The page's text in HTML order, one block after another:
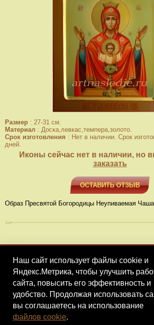
Размер : 27-31 см.
Материал : Доска,левкас,темпера,золото.
Срок изготовления : Нет в наличии. Срок
дней.
Иконы сейчас нет в наличии, но
заказать
ОСТАВИТЬ ОТЗЫВ
Образ Пресвятой Богородицы Неупиваемая
МЕНЮ
КАТАЛОГ ТОВАРОВ
КОНТАКТЫ
Наш сайт использует файлы cookie и
Яндекс.Метрика, чтобы улучшить
сайта, повысить его эффективность и
удобство. Продолжая использовать
вы соглашаетесь на использование
файлов cookie.